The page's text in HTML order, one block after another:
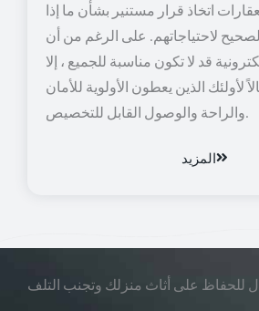
اتخاذ قرار مستنير بشأن ما إذا
الصحيح لاحتياجاتهم. على الرغم من أن
قد لا تكون مناسبة للجميع ، إلا
لأولئك الذين يعطون الأولوية للأمان
والراحة والوصول القابل للتخصيص.
المزيد
للحفاظ على أثاث منزلك وتجنب التلف